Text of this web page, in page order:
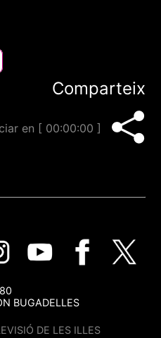
Comparteix
en [ 00:00:00 ]
BUGADELLES
DE LES ILLES